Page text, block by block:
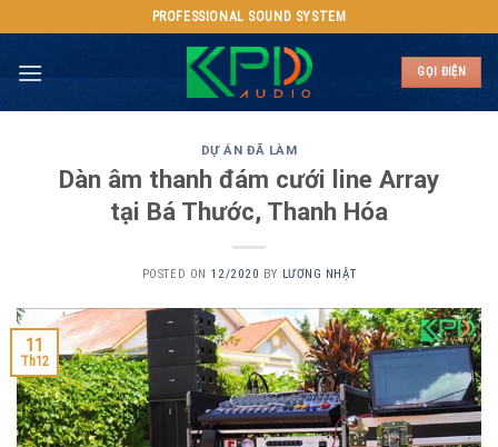
to
content
PROFESSIONAL SOUND SYSTEM
GỌI ĐIỆN
DỰ ÁN ĐÃ LÀM
Dàn âm thanh đám cưới line Array
tại Bá Thước, Thanh Hóa
POSTED ON 12/2020 BY LƯƠNG NHẬT
11
Th12